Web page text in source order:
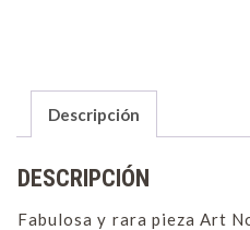
Descripción
DESCRIPCIÓN
Fabulosa y rara pieza Art